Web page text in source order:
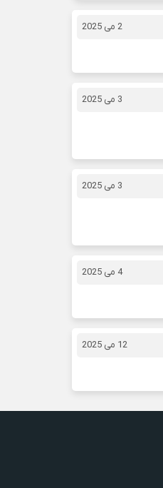
2 می 2025
3 می 2025
3 می 2025
4 می 2025
12 می 2025